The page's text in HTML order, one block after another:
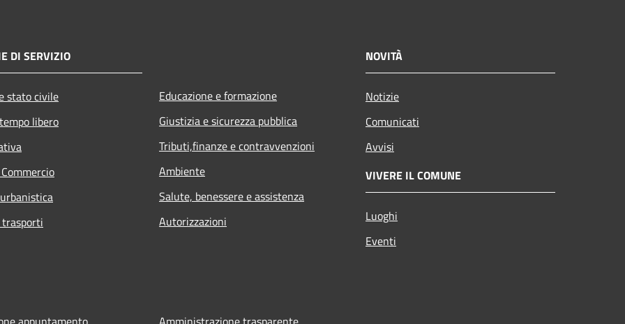
DI SERVIZIO
stato civile
libero
Educazione e formazione
Giustizia e sicurezza pubblica
Tributi,finanze e contravvenzioni
Ambiente
Salute, benessere e assistenza
Autorizzazioni
NOVITÀ
Notizie
Comunicati
Avvisi
VIVERE IL COMUNE
Luoghi
Eventi